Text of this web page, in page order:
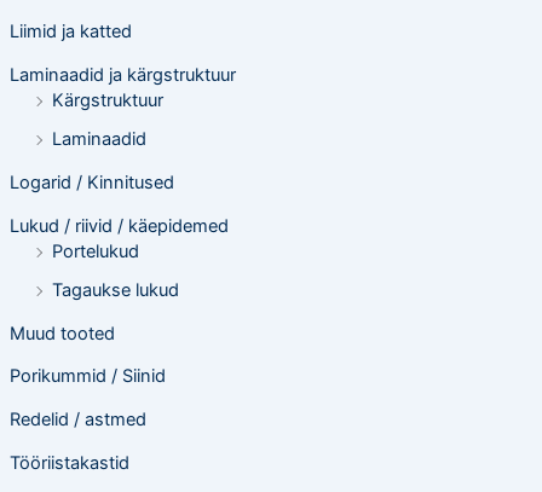
Liimid ja katted
Laminaadid ja kärgstruktuur
Kärgstruktuur
Laminaadid
Logarid / Kinnitused
Lukud / riivid / käepidemed
Portelukud
Tagaukse lukud
Muud tooted
Porikummid / Siinid
Redelid / astmed
Tööriistakastid